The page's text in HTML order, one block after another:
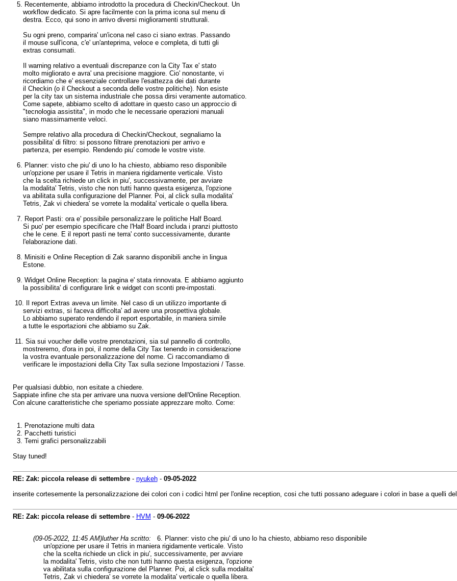
5. Recentemente, abbiamo introdotto la procedura di Checkin/Checkout. Un
workflow dedicato. Si apre facilmente con la prima icona sul menu di
destra. Ecco, qui sono in arrivo diversi miglioramenti strutturali.
Su ogni preno, comparira' un'icona nel caso ci siano extras. Passando
il mouse sull'icona, c'e' un'anteprima, veloce e completa, di tutti gli
extras consumati.
Il warning relativo a eventuali discrepanze con la City Tax e' stato
molto migliorato e avra' una precisione maggiore. Cio' nonostante, vi
ricordiamo che e' essenziale controllare l'esattezza dei dati durante
il Checkin (o il Checkout a seconda delle vostre politiche). Non esiste
per la city tax un sistema industriale che possa dirsi veramente automatico.
Come sapete, abbiamo scelto di adottare in questo caso un approccio di
"tecnologia assistita", in modo che le necessarie operazioni manuali
siano massimamente veloci.
Sempre relativo alla procedura di Checkin/Checkout, segnaliamo la
possibilita' di filtro: si possono filtrare prenotazioni per arrivo e
partenza, per esempio. Rendendo piu' comode le vostre viste.
6. Planner: visto che piu' di uno lo ha chiesto, abbiamo reso disponibile
un'opzione per usare il Tetris in maniera rigidamente verticale. Visto
che la scelta richiede un click in piu', successivamente, per avviare
la modalita' Tetris, visto che non tutti hanno questa esigenza, l'opzione
va abilitata sulla configurazione del Planner. Poi, al click sulla modalita'
Tetris, Zak vi chiedera' se vorrete la modalita' verticale o quella libera.
7. Report Pasti: ora e' possibile personalizzare le politiche Half Board.
Si puo' per esempio specificare che l'Half Board includa i pranzi piuttosto
che le cene. E il report pasti ne terra' conto successivamente, durante
l'elaborazione dati.
8. Minisiti e Online Reception di Zak saranno disponibili anche in lingua
Estone.
9. Widget Online Reception: la pagina e' stata rinnovata. E abbiamo aggiunto
la possibilita' di configurare link e widget con sconti pre-impostati.
10. Il report Extras aveva un limite. Nel caso di un utilizzo importante di
servizi extras, si faceva difficolta' ad avere una prospettiva globale.
Lo abbiamo superato rendendo il report esportabile, in maniera simile
a tutte le esportazioni che abbiamo su Zak.
11. Sia sui voucher delle vostre prenotazioni, sia sul pannello di controllo,
mostreremo, d'ora in poi, il nome della City Tax tenendo in considerazione
la vostra evantuale personalizzazione del nome. Ci raccomandiamo di
verificare le impostazioni della City Tax sulla sezione Impostazioni / Tasse.
Per qualsiasi dubbio, non esitate a chiedere.
Sappiate infine che sta per arrivare una nuova versione dell'Online Reception.
Con alcune caratteristiche che speriamo possiate apprezzare molto. Come:
1. Prenotazione multi data
2. Pacchetti turistici
3. Temi grafici personalizzabili
Stay tuned!
RE: Zak: piccola release di settembre- nyukeh- 09-05-2022
inserite cortesemente la personalizzazione dei colori con i codici html per l'online reception, cosi che tutti possano adeguare i colori in base a quelli
RE: Zak: piccola release di settembre- HVM - 09-06-2022
(09-05-2022, 11:45 AM)luther Ha scritto:
6. Planner: visto che piu' di uno lo ha chiesto, abbiamo reso disponibile
un'opzione per usare il Tetris in maniera rigidamente verticale. Visto
che la scelta richiede un click in piu', successivamente, per avviare
la modalita' Tetris, visto che non tutti hanno questa esigenza, l'opzione
va abilitata sulla configurazione del Planner. Poi, al click sulla modalita'
Tetris, Zak vi chiedera' se vorrete la modalita' verticale o quella libera.